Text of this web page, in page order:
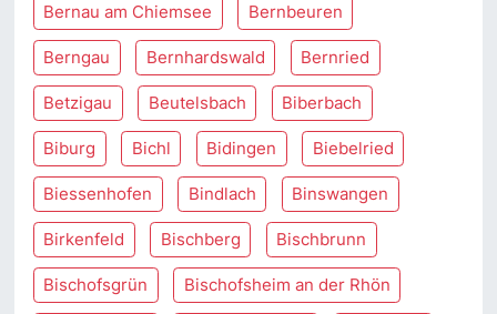
Bernau am Chiemsee Bernbeuren
Berngau Bernhardswald Bernried
Betzigau Beutelsbach Biberbach
Biburg Bichl Bidingen Biebelried
Biessenhofen Bindlach Binswangen
Birkenfeld Bischberg Bischbrunn
Bischofsgrün Bischofsheim an der Rhön